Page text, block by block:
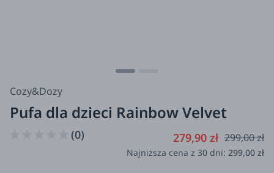
Cozy&Dozy
Pufa dla dzieci Rainbow Velvet
(0) 279,90 zł 299,00 zł
Najniższa cena z 30 dni: 299,00 zł